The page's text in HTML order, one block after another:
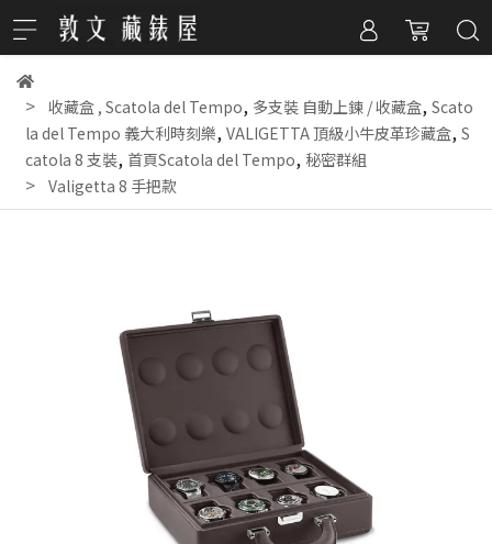
收藏盒 , Scatola del Tempo, 多支裝 自動上鍊 / 收藏盒, Scato
la del Tempo 義大利時刻樂, VALIGETTA 頂級小牛皮革珍藏盒, S
catola 8 支裝, 首頁Scatola del Tempo, 秘密群組
Valigetta 8 手把款